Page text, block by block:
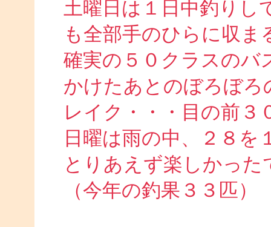
土曜日は１日中釣りし
も全部手のひらに収ま
確実の５０クラスのバ
かけたあとのぼろぼ
レイク・・・目の前３
日曜は雨の中、２８を
とりあえず楽しかった
（今年の釣果３３匹）